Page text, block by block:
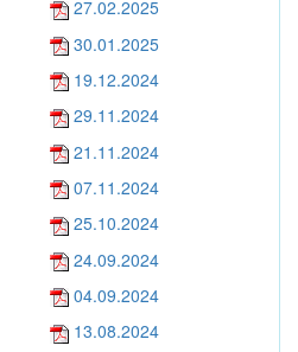
27.02.2025
30.01.2025
19.12.2024
29.11.2024
21.11.2024
07.11.2024
25.10.2024
24.09.2024
04.09.2024
13.08.2024